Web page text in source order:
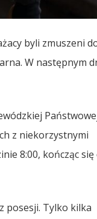
byli zmuszeni
W następnym
z niekorzystnymi
8:00, kończąc się
posesji. Tylko kilka